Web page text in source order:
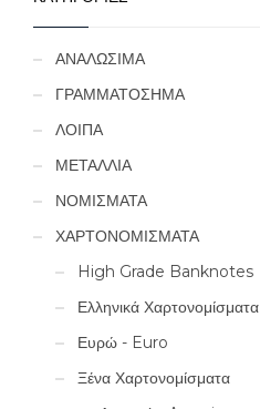
ΑΝΑΛΩΣΙΜΑ
ΓΡΑΜΜΑΤΟΣΗΜΑ
ΛΟΙΠΑ
ΜΕΤΑΛΛΙΑ
ΝΟΜΙΣΜΑΤΑ
ΧΑΡΤΟΝΟΜΙΣΜΑΤΑ
High Grade Banknotes
Ελληνικά Χαρτονομίσματα
Ευρώ - Euro
Ξένα Χαρτονομίσματα